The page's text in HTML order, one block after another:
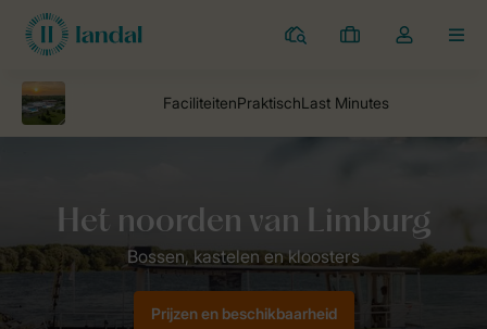
Campings
Mijn
Open
mijn
Prijzen en beschikbaarheid